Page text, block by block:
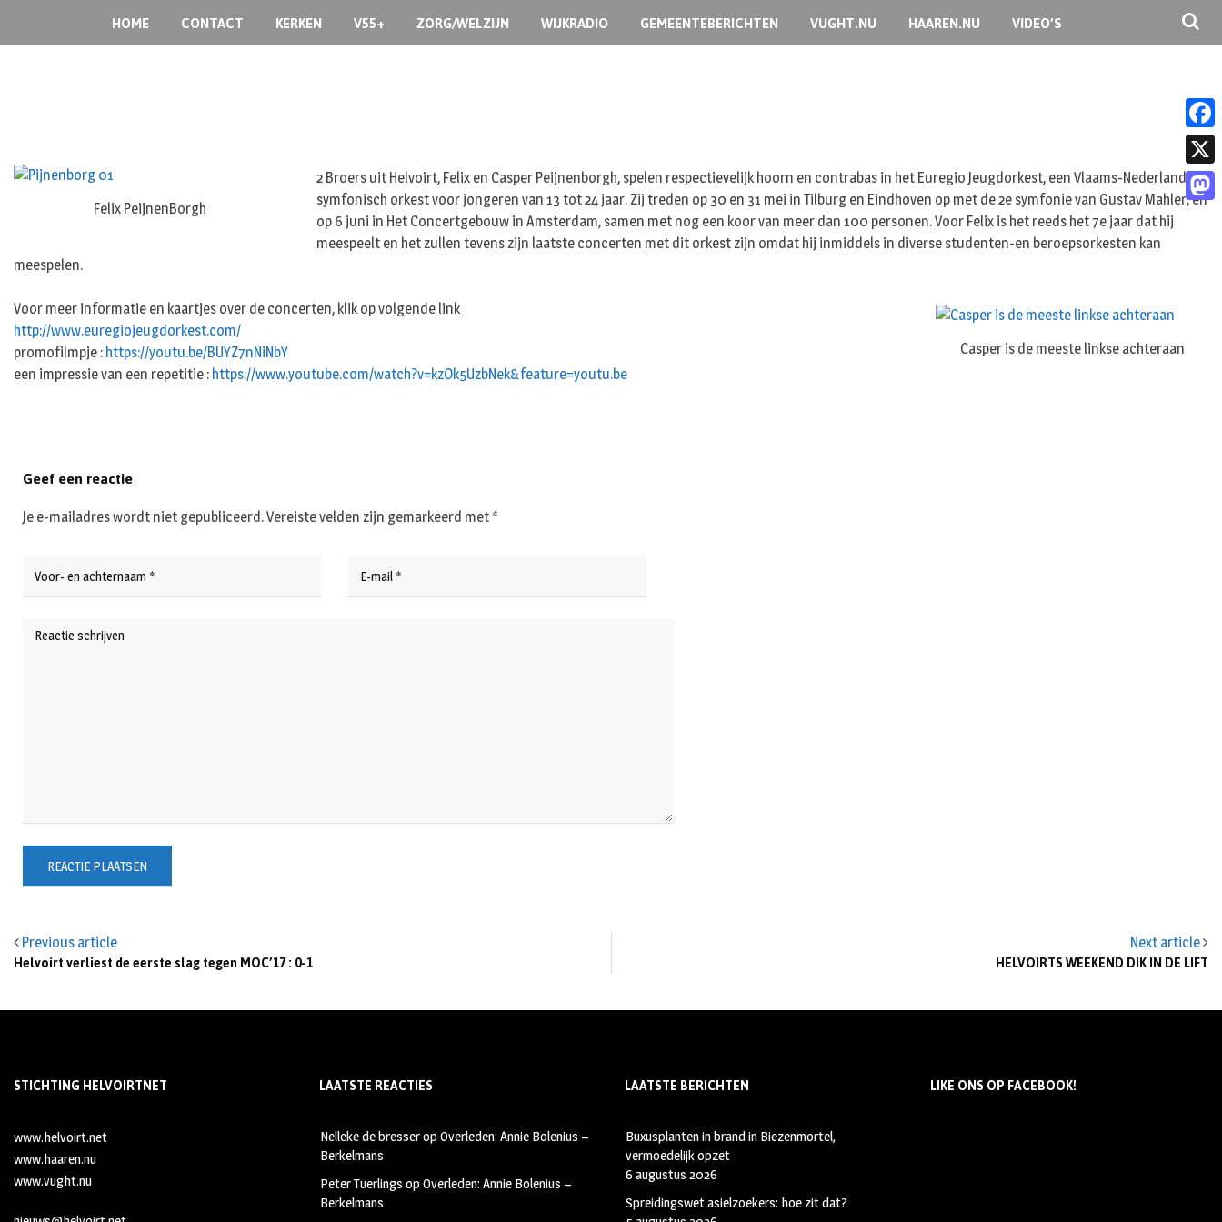
HOME CONTACT KERKEN V55+ ZORG/WELZIJN WIJKRADIO GEMEENTEBERICHTEN VUGHT.NU HAAREN.NU VIDEO’S
Felix PeijnenBorgh
2 Broers uit Helvoirt, Felix en Casper Peijnenborgh, spelen respectievelijk hoorn en contrabas in het Euregio Jeugdorkest, een Vlaams-Nederlands
symfonisch orkest voor jongeren van 13 tot 24 jaar. Zij treden op 30 en 31 mei in Tilburg en Eindhoven op met de 2e symfonie van Gustav Mahler, en
op 6 juni in Het Concertgebouw in Amsterdam, samen met nog een koor van meer dan 100 personen. Voor Felix is het reeds het 7e jaar dat hij
meespeelt en het zullen tevens zijn laatste concerten met dit orkest zijn omdat hij inmiddels in diverse studenten-en beroepsorkesten kan
meespelen.
Casper is de meeste linkse achteraan
Voor meer informatie en kaartjes over de concerten, klik op volgende link
http://www.euregiojeugdorkest.com/
promofilmpje : https://youtu.be/BUYZ7nNiNbY
een impressie van een repetitie : https://www.youtube.com/watch?v=kzOk5UzbNek&feature=youtu.be
Previous article
Helvoirt verliest de eerste slag tegen MOC’17 : 0-1
Next article
HELVOIRTS WEEKEND DIK IN DE LIFT
Geef een reactie
Je e-mailadres wordt niet gepubliceerd.Vereiste velden zijn gemarkeerd met *
STICHTING HELVOIRTNET
www.helvoirt.net
www.haaren.nu
www.vught.nu
LAATSTE REACTIES
Nelleke de bresseropOverleden: Annie Bolenius –
Berkelmans
Peter Tuerlings opOverleden: Annie Bolenius –
Berkelmans
LAATSTE BERICHTEN
Buxusplanten in brand in Biezenmortel,
vermoedelijk opzet
6 augustus 2026
Spreidingswet asielzoekers: hoe zit dat?
LIKE ONS OP FACEBOOK!
F
a
c
X